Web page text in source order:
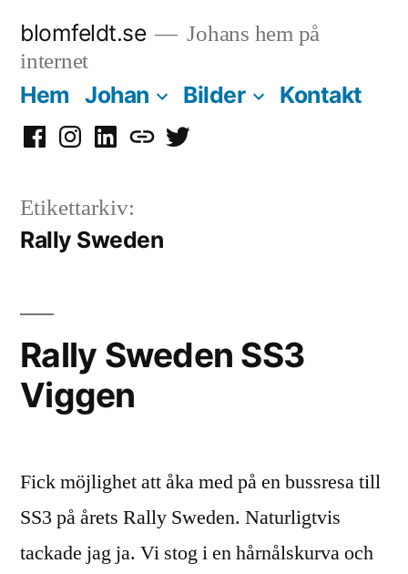
innehåll
blomfeldt.se
Johans hem på
internet
Hem Johan Bilder Kontakt
FacebookInstagram
LinkedInMastodon
Twitter
Etikettarkiv:
Rally Sweden
Rally Sweden SS3
Viggen
Fick möjlighet att åka med på en bussresa till
SS3 på årets Rally Sweden. Naturligtvis
tackade jag ja. Vi stog i en hårnålskurva och